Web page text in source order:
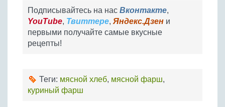
Подписывайтесь на нас Вконтакте,
YouTube, Твиттере, Яндекс.Дзен и
первыми получайте самые вкусные
рецепты!
Теги: мясной хлеб, мясной фарш,
куриный фарш